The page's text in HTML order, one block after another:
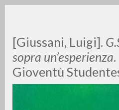
[Giussani, Luigi].
sopra un’esperienza
Gioventù